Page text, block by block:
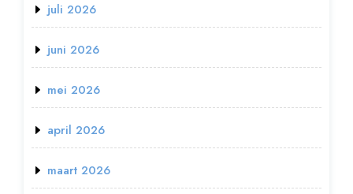
juli 2026
juni 2026
mei 2026
april 2026
maart 2026